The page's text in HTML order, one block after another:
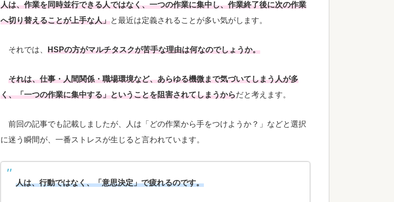
人は、作業を同時並行できる人ではなく、一つの作業に集中し、作業終了後に次の作業
へ切り替えることが上手な人」と最近は定義されることが多い気がします。
それでは、 HSPの方がマルチタスクが苦手な理由は何なのでしょうか。
それは、仕事・人間関係・職場環境など、あらゆる機微まで気づいてしまう人が多
く、「一つの作業に集中する」ということを阻害されてしまうからだと考えます。
前回の記事でも記載しましたが、人は「どの作業から手をつけようか？」などと選択
に迷う瞬間が、一番ストレスが生じると言われています。
人は、行動ではなく、「意思決定」で疲れるのです。